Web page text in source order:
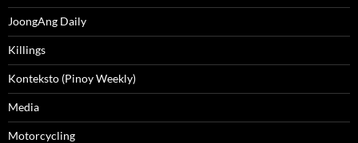
JoongAng Daily
Killings
Konteksto (Pinoy Weekly)
Media
Motorcycling